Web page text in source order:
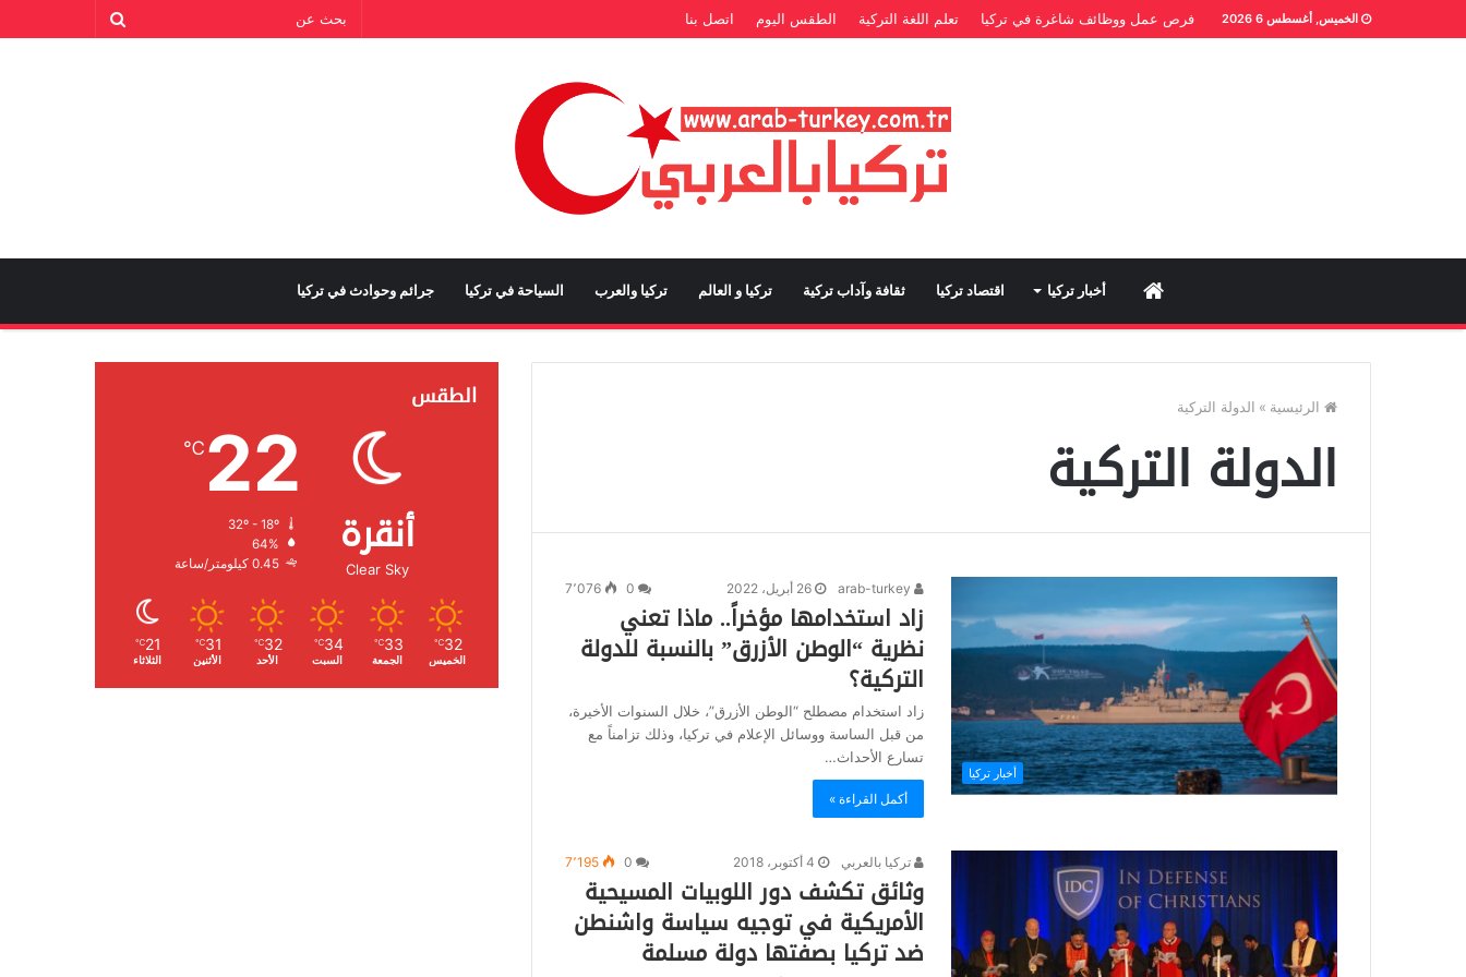
الخميس, أغسطس 6 2026 فرص عمل ووظائف شاغرة في تركيا تعلم اللغة التركية الطقس اليوم اتصل بنا
Home أخبار تركيا اقتصاد تركيا ثقافة وآداب تركية تركيا و العالم تركيا والعرب السياحة في تركيا جرائم وحوادث في تركيا
الرئيسية » الدولة التركية
الدولة التركية
أخبار تركيا
26 أبريل، 2022 7٬076
زاد استخدامها مؤخراً.. ماذا تعني
نظرية “الوطن الأزرق” بالنسبة للدولة
التركية؟
زاد استخدام مصطلح “الوطن الأزرق”، خلال السنوات الأخيرة،
من قبل الساسة ووسائل الإعلام في تركيا، وذلك تزامناً مع
تسارع الأحداث…
أكمل القراءة »
تركيا بالعربي 4 أكتوبر، 2018 7٬195
وثائق تكشف دور اللوبيات المسيحية
الأمريكية في توجيه سياسة واشنطن
ضد تركيا بصفتها دولة مسلمة
الطقس
أنقرة
Clear Sky
22
℃
الرطوبة:
الرياح:
32
℃
الخميس
33
℃
الجمعة
34
℃
السبت
32
℃
الأحد
31
℃
الأثنين
21
℃
الثلاثاء